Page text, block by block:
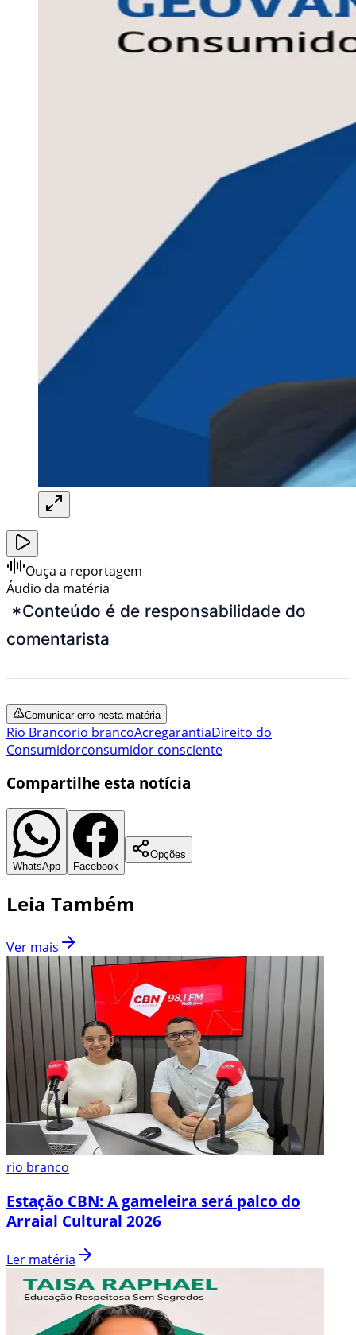
Ouça a reportagem
Áudio da matéria
*Conteúdo é de responsabilidade do
comentarista
Comunicar erro nesta matéria
Rio Brancorio brancoAcregarantiaDireito do
Consumidorconsumidor consciente
Compartilhe esta notícia
WhatsApp Facebook
Opções
Leia Também
Ver mais
rio branco
Estação CBN: A gameleira será palco do
Arraial Cultural 2026
Ler matéria